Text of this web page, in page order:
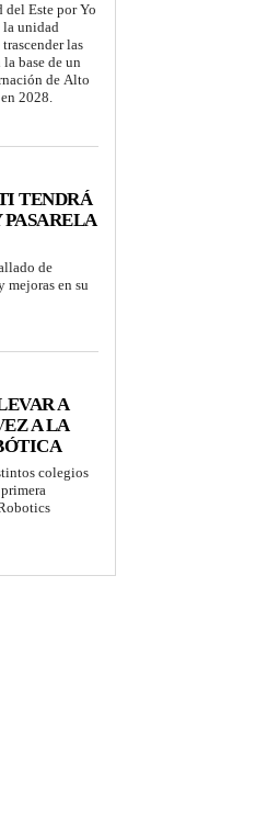
Este por Yo
la unidad
las
base de un
de Alto
2028.
TENDRÁ
de
mejoras en su
A
A LA
colegios